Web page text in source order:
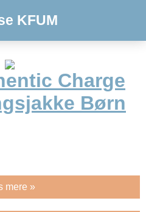
KFUM
Charge
Børn
mere »